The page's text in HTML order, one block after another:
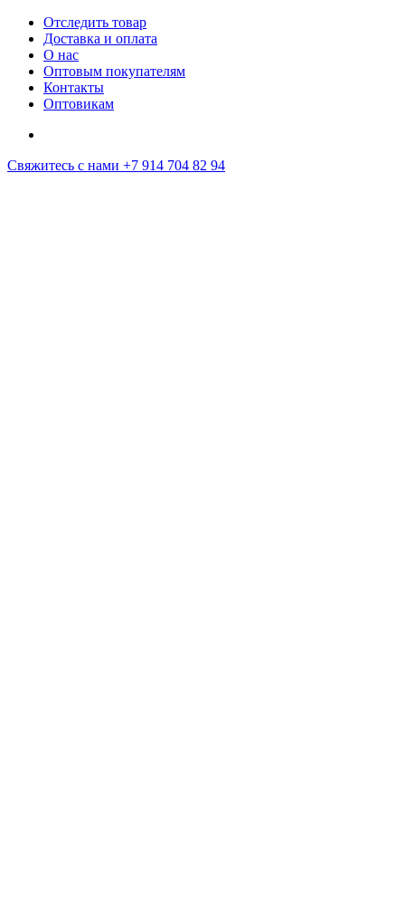
Отследить товар
Доставка и оплата
О нас
Оптовым покупателям
Контакты
Оптовикам
Свяжитесь с нами +7 914 704 82 94